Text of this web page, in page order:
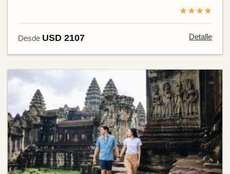
★★★★
Desde USD 2107 Detalle